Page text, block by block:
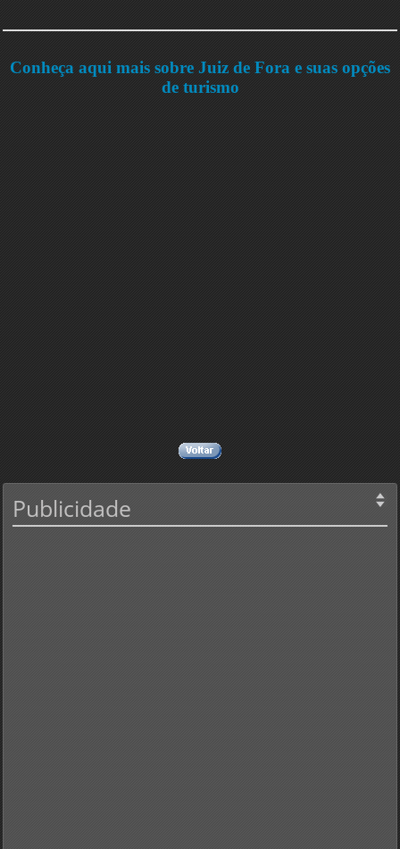
Conheça aqui mais sobre Juiz de Fora e suas opções
de turismo
Publicidade